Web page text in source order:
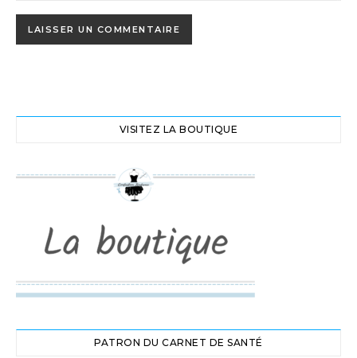
VISITEZ LA BOUTIQUE
PATRON DU CARNET DE SANTÉ